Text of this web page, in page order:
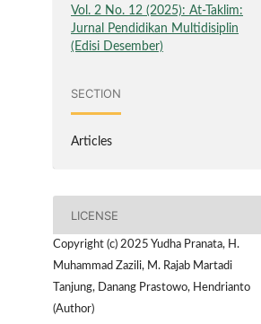
Vol. 2 No. 12 (2025): At-Taklim:
Jurnal Pendidikan Multidisiplin
(Edisi Desember)
SECTION
Articles
LICENSE
Copyright (c) 2025 Yudha Pranata, H.
Muhammad Zazili, M. Rajab Martadi
Tanjung, Danang Prastowo, Hendrianto
(Author)